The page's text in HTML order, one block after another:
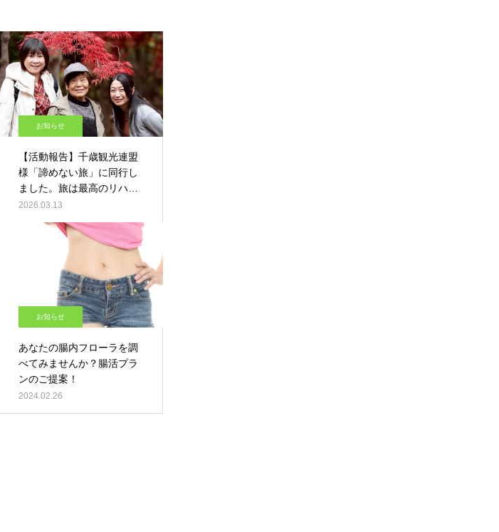
お知らせ
【活動報告】千歳観光連盟
様「諦めない旅」に同行し
ました。旅は最高のリハビ
リです！
2026.03.13
お知らせ
あなたの腸内フローラを調
べてみませんか？腸活プラ
ンのご提案！
2024.02.26